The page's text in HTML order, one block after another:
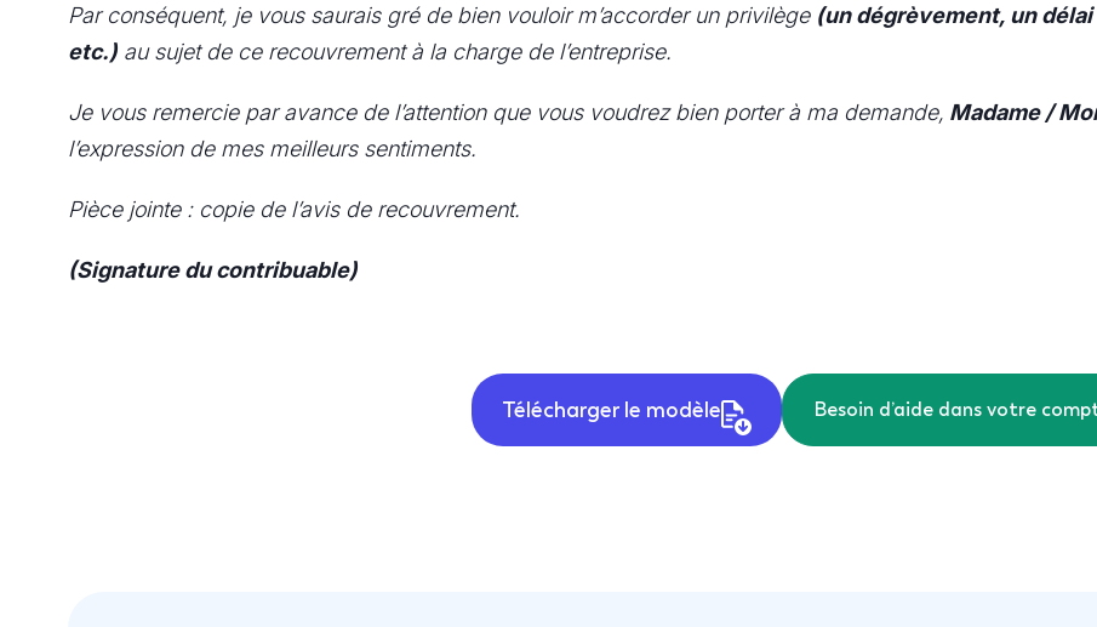
Par conséquent, je vous saurais gré de bien vouloir m’accorder un privilège (un dégrèvement, un
etc.) au sujet de ce recouvrement à la charge de l’entreprise.
Je vous remercie par avance de l’attention que vous voudrez bien porter à ma demande, Madame /
l’expression de mes meilleurs sentiments.
Pièce jointe : copie de l’avis de recouvrement.
(Signature du contribuable)
Télécharger le modèle Besoin d’aide dans votre